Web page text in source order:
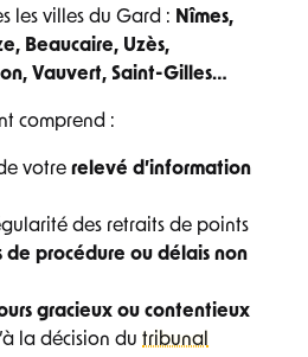
les villes du Gard : Nîmes,
Beaucaire, Uzès,
Vauvert, Saint-Gilles…
comprend :
votre relevé d’information
des retraits de points
de procédure ou délais non
gracieux ou contentieux
la décision du tribunal